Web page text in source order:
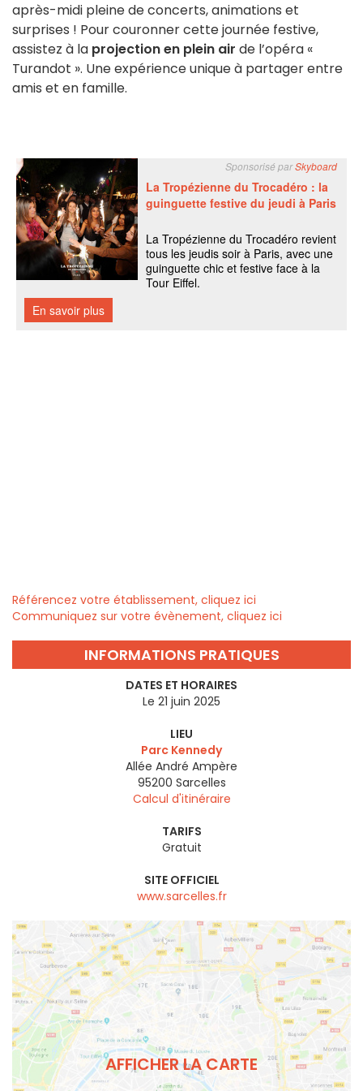
après-midi pleine de concerts, animations et
surprises ! Pour couronner cette journée festive,
assistez à la projection en plein air de l’opéra «
Turandot ». Une expérience unique à partager entre
amis et en famille.
Référencez votre établissement, cliquez ici
Communiquez sur votre évènement, cliquez ici
INFORMATIONS PRATIQUES
DATES ET HORAIRES
Le 21 juin 2025
LIEU
Parc Kennedy
Allée André Ampère
95200 Sarcelles
Calcul d'itinéraire
TARIFS
Gratuit
SITE OFFICIEL
www.sarcelles.fr
AFFICHER LA CARTE